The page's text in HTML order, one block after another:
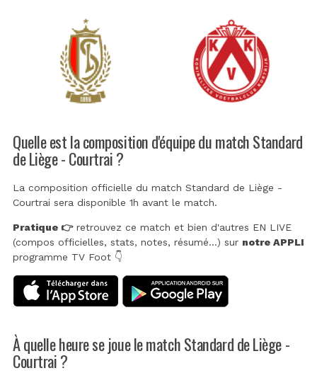
Quelle est la composition d'équipe du match Standard
de Liège - Courtrai ?
La composition officielle du match Standard de Liège -
Courtrai sera disponible 1h avant le match.
Pratique 👉retrouvez ce match et bien d'autres EN LIVE
(compos officielles, stats, notes, résumé...) sur notre APPLI
programme TV Foot 👇
À quelle heure se joue le match Standard de Liège -
Courtrai ?